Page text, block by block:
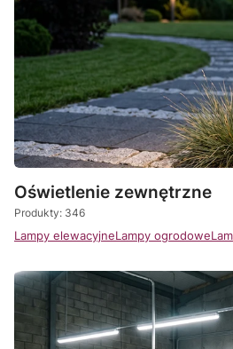
Oświetlenie zewnętrzne
Produkty: 346
Lampy elewacyjneLampy ogrodowe